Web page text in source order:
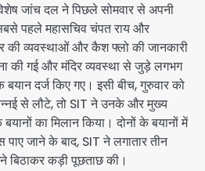
जांच दल ने पिछले सोमवार से अपनी
पहले महासचिव चंपत राय और
की व्यवस्थाओं और कैश फ्लो की जानकारी
की गई और मंदिर व्यवस्था से जुड़े लगभग
दर्ज किए गए। इसी बीच, गुरुवार को
से लौटे, तो SIT ने उनके और मुख्य
का मिलान किया। दोनों के बयानों में
पाए जाने के बाद, SIT ने लगातार तीन
बिठाकर कड़ी पूछताछ की।